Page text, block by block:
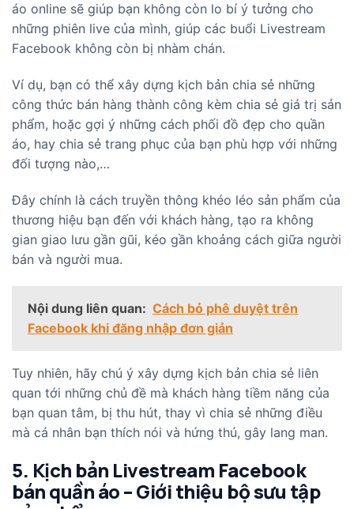
áo online sẽ giúp bạn không còn lo bí ý tưởng cho
những phiên live của mình, giúp các buổi Livestream
Facebook không còn bị nhàm chán.
Ví dụ, bạn có thể xây dựng kịch bản chia sẻ những
công thức bán hàng thành công kèm chia sẻ giá trị sản
phẩm, hoặc gợi ý những cách phối đồ đẹp cho quần
áo, hay chia sẻ trang phục của bạn phù hợp với những
đối tượng nào,…
Đây chính là cách truyền thông khéo léo sản phẩm của
thương hiệu bạn đến với khách hàng, tạo ra không
gian giao lưu gần gũi, kéo gần khoảng cách giữa người
bán và người mua.
Nội dung liên quan: Cách bỏ phê duyệt trên
Facebook khi đăng nhập đơn giản
Tuy nhiên, hãy chú ý xây dựng kịch bản chia sẻ liên
quan tới những chủ đề mà khách hàng tiềm năng của
bạn quan tâm, bị thu hút, thay vì chia sẻ những điều
mà cá nhân bạn thích nói và hứng thú, gây lang man.
5. Kịch bản Livestream Facebook
bán quần áo – Giới thiệu bộ sưu tập